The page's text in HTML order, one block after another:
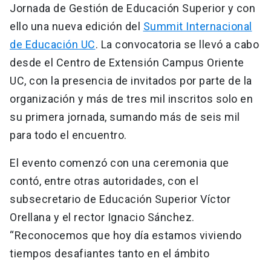
Jornada de Gestión de Educación Superior y con
ello una nueva edición del Summit Internacional
de Educación UC. La convocatoria se llevó a cabo
desde el Centro de Extensión Campus Oriente
UC, con la presencia de invitados por parte de la
organización y más de tres mil inscritos solo en
su primera jornada, sumando más de seis mil
para todo el encuentro.
El evento comenzó con una ceremonia que
contó, entre otras autoridades, con el
subsecretario de Educación Superior Víctor
Orellana y el rector Ignacio Sánchez.
“Reconocemos que hoy día estamos viviendo
tiempos desafiantes tanto en el ámbito